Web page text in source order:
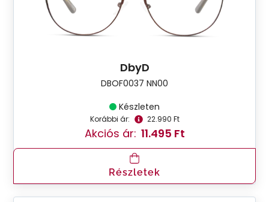
DbyD
DBOF0037 NN00
Készleten
Korábbi ár: 22.990 Ft
Akciós ár: 11.495 Ft
Részletek